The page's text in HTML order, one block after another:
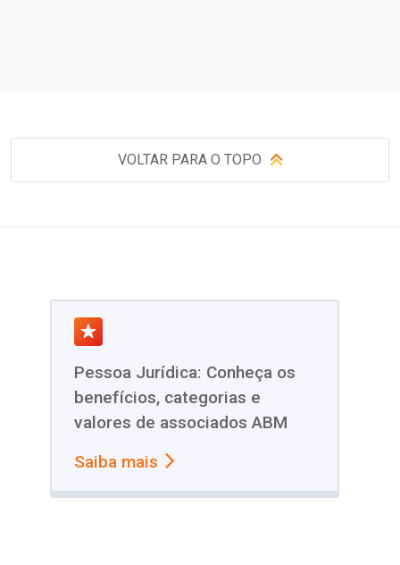
VOLTAR PARA O TOPO
Pessoa Jurídica: Conheça os
benefícios, categorias e
valores de associados ABM
Saiba mais